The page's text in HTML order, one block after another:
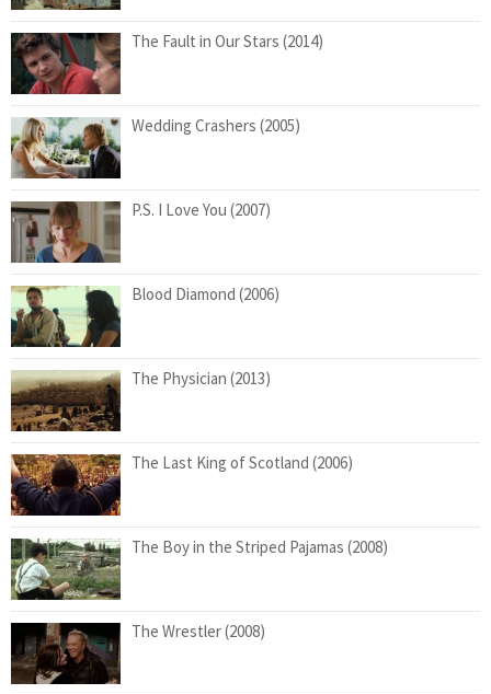
The Fault in Our Stars (2014)
Wedding Crashers (2005)
P.S. I Love You (2007)
Blood Diamond (2006)
The Physician (2013)
The Last King of Scotland (2006)
The Boy in the Striped Pajamas (2008)
The Wrestler (2008)